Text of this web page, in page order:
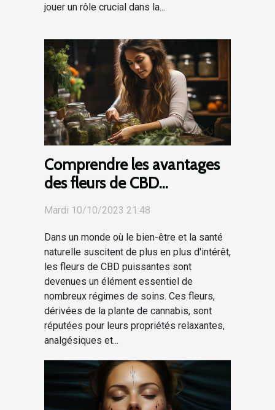
jouer un rôle crucial dans la...
Comprendre les avantages
des fleurs de CBD
puissantes et leur
accessibilité économique
Mardi 10/10/2023 21:48
Dans un monde où le bien-être et la santé
naturelle suscitent de plus en plus d'intérêt,
les fleurs de CBD puissantes sont
devenues un élément essentiel de
nombreux régimes de soins. Ces fleurs,
dérivées de la plante de cannabis, sont
réputées pour leurs propriétés relaxantes,
analgésiques et...